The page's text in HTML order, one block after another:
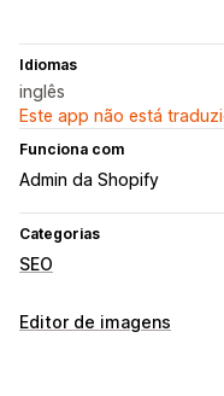
Idiomas
inglês
Este app não está
Funciona com
Admin da Shopify
Categorias
SEO
Ferramentas de SEO
Editor de imagens